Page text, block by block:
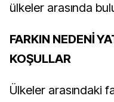
ülkeler arasında
FARKIN NEDENİ
KOŞULLAR
Ülkeler arasındaki